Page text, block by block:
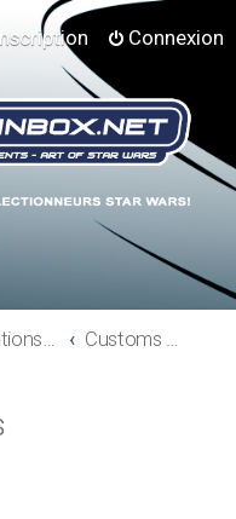
Connexion
Créations perso - Expo collections - Costumes Customs et maquettes